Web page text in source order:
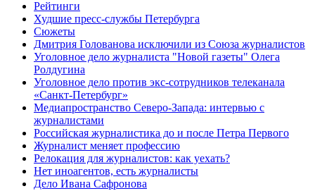
Рейтинги
Худшие пресс-службы Петербурга
Сюжеты
Дмитрия Голованова исключили из Союза журналистов
Уголовное дело журналиста "Новой газеты" Олега
Ролдугина
Уголовное дело против экс-сотрудников телеканала
«Санкт-Петербург»
Медиапространство Северо-Запада: интервью с
журналистами
Российская журналистика до и после Петра Первого
Журналист меняет профессию
Релокация для журналистов: как уехать?
Нет иноагентов, есть журналисты
Дело Ивана Сафронова